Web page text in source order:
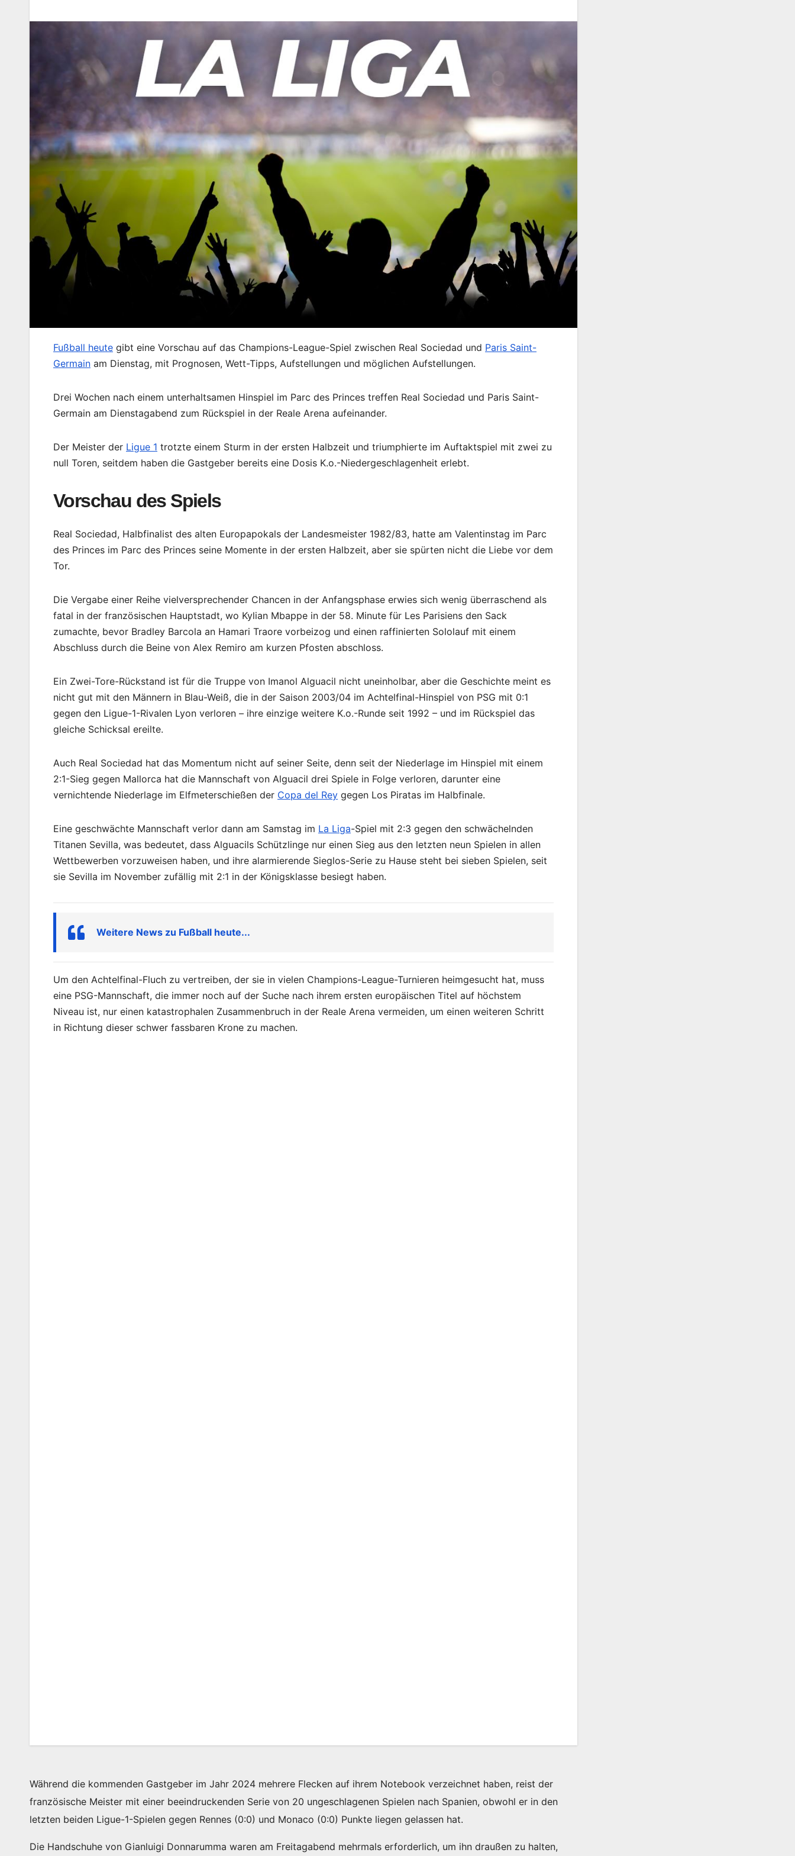
Fußball heute gibt eine Vorschau auf das Champions-League-Spiel zwischen Real Sociedad und Paris Saint-
Germain am Dienstag, mit Prognosen, Wett-Tipps, Aufstellungen und möglichen Aufstellungen.
Drei Wochen nach einem unterhaltsamen Hinspiel im Parc des Princes treffen Real Sociedad und Paris Saint-
Germain am Dienstagabend zum Rückspiel in der Reale Arena aufeinander.
Der Meister der Ligue 1 trotzte einem Sturm in der ersten Halbzeit und triumphierte im Auftaktspiel mit zwei zu
null Toren, seitdem haben die Gastgeber bereits eine Dosis K.o.-Niedergeschlagenheit erlebt.
Vorschau des Spiels
Real Sociedad, Halbfinalist des alten Europapokals der Landesmeister 1982/83, hatte am Valentinstag im Parc
des Princes im Parc des Princes seine Momente in der ersten Halbzeit, aber sie spürten nicht die Liebe vor dem
Tor.
Die Vergabe einer Reihe vielversprechender Chancen in der Anfangsphase erwies sich wenig überraschend als
fatal in der französischen Hauptstadt, wo Kylian Mbappe in der 58. Minute für Les Parisiens den Sack
zumachte, bevor Bradley Barcola an Hamari Traore vorbeizog und einen raffinierten Sololauf mit einem
Abschluss durch die Beine von Alex Remiro am kurzen Pfosten abschloss.
Ein Zwei-Tore-Rückstand ist für die Truppe von Imanol Alguacil nicht uneinholbar, aber die Geschichte meint es
nicht gut mit den Männern in Blau-Weiß, die in der Saison 2003/04 im Achtelfinal-Hinspiel von PSG mit 0:1
gegen den Ligue-1-Rivalen Lyon verloren – ihre einzige weitere K.o.-Runde seit 1992 – und im Rückspiel das
gleiche Schicksal ereilte.
Auch Real Sociedad hat das Momentum nicht auf seiner Seite, denn seit der Niederlage im Hinspiel mit einem
2:1-Sieg gegen Mallorca hat die Mannschaft von Alguacil drei Spiele in Folge verloren, darunter eine
vernichtende Niederlage im Elfmeterschießen der Copa del Rey gegen Los Piratas im Halbfinale.
Eine geschwächte Mannschaft verlor dann am Samstag im La Liga-Spiel mit 2:3 gegen den schwächelnden
Titanen Sevilla, was bedeutet, dass Alguacils Schützlinge nur einen Sieg aus den letzten neun Spielen in allen
Wettbewerben vorzuweisen haben, und ihre alarmierende Sieglos-Serie zu Hause steht bei sieben Spielen, seit
sie Sevilla im November zufällig mit 2:1 in der Königsklasse besiegt haben.
Weitere News zu Fußball heute...
Um den Achtelfinal-Fluch zu vertreiben, der sie in vielen Champions-League-Turnieren heimgesucht hat, muss
eine PSG-Mannschaft, die immer noch auf der Suche nach ihrem ersten europäischen Titel auf höchstem
Niveau ist, nur einen katastrophalen Zusammenbruch in der Reale Arena vermeiden, um einen weiteren Schritt
in Richtung dieser schwer fassbaren Krone zu machen.
Während die kommenden Gastgeber im Jahr 2024 mehrere Flecken auf ihrem Notebook verzeichnet haben, reist der
französische Meister mit einer beeindruckenden Serie von 20 ungeschlagenen Spielen nach Spanien, obwohl er in den
letzten beiden Ligue-1-Spielen gegen Rennes (0:0) und Monaco (0:0) Punkte liegen gelassen hat.
Die Handschuhe von Gianluigi Donnarumma waren am Freitagabend mehrmals erforderlich, um ihn draußen zu halten,